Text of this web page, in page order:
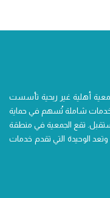
أهلية غير ربحية تأسست
خدمات شاملة تُسهم في حماية
تقع الجمعية في منطقة
وتعد الوحيدة التي تقدم خدمات